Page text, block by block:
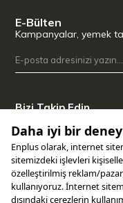
E-Bülten
Kampanyalar, yemek
Bizi Takip Edin
Uygulamamızı İndirin